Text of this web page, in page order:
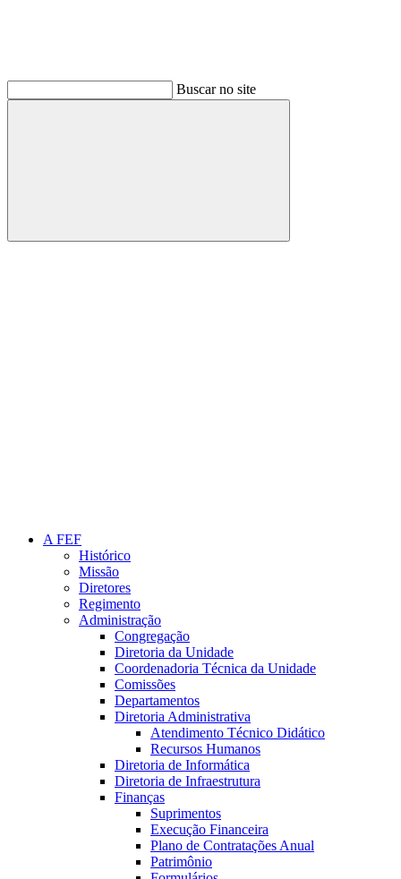
Buscar no site
Buscar
A FEF
Histórico
Missão
Diretores
Regimento
Administração
Congregação
Diretoria da Unidade
Coordenadoria Técnica da Unidade
Comissões
Departamentos
Diretoria Administrativa
Atendimento Técnico Didático
Recursos Humanos
Diretoria de Informática
Diretoria de Infraestrutura
Finanças
Suprimentos
Execução Financeira
Plano de Contratações Anual
Patrimônio